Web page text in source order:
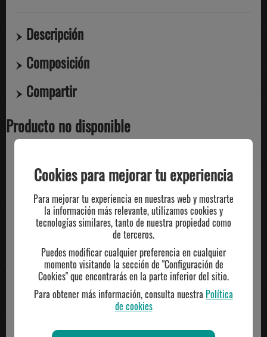
Descripción
Composición
Compartir
Producto no disponible
TE PUEDE INTERESAR
Cookies para mejorar tu experiencia
Para mejorar tu experiencia en nuestras web y mostrarte
la información más relevante, utilizamos cookies y
tecnologías similares, tanto de nuestra propiedad como
de terceros.
Puedes modificar cualquier preferencia en cualquier
momento visitando la sección de "Configuración de
Cookies" que encontrarás en la parte inferior del sitio.
Para obtener más información, consulta nuestra Política
de cookies